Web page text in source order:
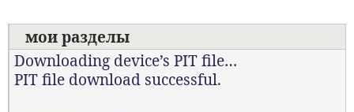
мои разделы
Downloading device’s PIT file…
PIT file download successful.